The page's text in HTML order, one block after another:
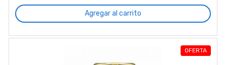
Agregar al carrito
OFERTA